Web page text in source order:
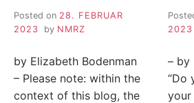
Posted on 28. FEBRUAR
2023
by NMRZ
by Elizabeth Bodenman
– Please note: within the
context of this blog, the
2023
– by
“Do
your